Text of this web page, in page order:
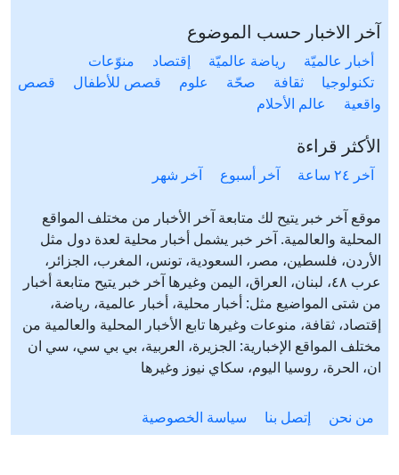
آخر الاخبار حسب الموضوع
أخبار عالميّة رياضة عالميّة إقتصاد
منوّعات
تكنولوجيا
ثقافة صحّة علوم قصص للأطفال
قصص
واقعية
عالم الأحلام
الأكثر قراءة
آخر ٢٤ ساعة آخر أسبوع آخر شهر
موقع آخر خبر يتيح لك متابعة آخر الأخبار من مختلف المواقع
المحلية والعالمية. آخر خبر يشمل أخبار محلية لعدة دول مثل
الأردن، فلسطين، مصر، السعودية، تونس، المغرب، الجزائر،
عرب ٤٨، لبنان، العراق، اليمن وغيرها آخر خبر يتيح متابعة أخبار
من شتى المواضيع مثل: أخبار محلية، أخبار عالمية، رياضة،
إقتصاد، ثقافة، منوعات وغيرها تابع الأخبار المحلية والعالمية من
مختلف المواقع الإخبارية: الجزيرة، العربية، بي بي سي، سي ان
ان، الحرة، روسيا اليوم، سكاي نيوز وغيرها
من نحن إتصل بنا سياسة الخصوصية